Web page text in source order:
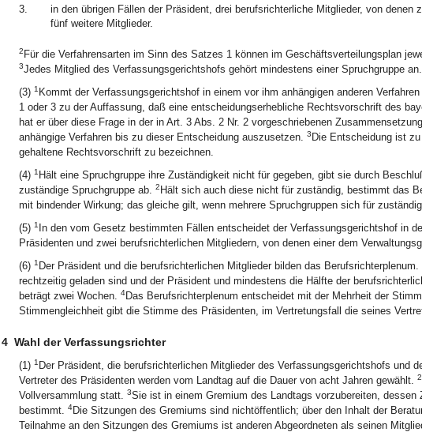
3.
in den übrigen Fällen der Präsident, drei berufsrichterliche Mitglieder, von denen
fünf weitere Mitglieder.
2 Für die Verfahrensarten im Sinn des Satzes 1 können im Geschäftsverteilungsplan
3Jedes Mitglied des Verfassungsgerichtshofs gehört mindestens einer Spruchgruppe an.
(3) 1 Kommt der Verfassungsgerichtshof in einem vor ihm anhängigen anderen
1 oder 3 zu der Auffassung, daß eine entscheidungserhebliche Rechtsvorschrift des
hat er über diese Frage in der in Art. 3 Abs. 2 Nr. 2 vorgeschriebenen
anhängige Verfahren bis zu dieser Entscheidung auszusetzen. 3 Die Entscheidung ist
gehaltene Rechtsvorschrift zu bezeichnen.
(4) 1 Hält eine Spruchgruppe ihre Zuständigkeit nicht für gegeben, gibt sie durch
zuständige Spruchgruppe ab. 2 Hält sich auch diese nicht für zuständig, bestimmt das
mit bindender Wirkung; das gleiche gilt, wenn mehrere Spruchgruppen sich für
(5) 1 In den vom Gesetz bestimmten Fällen entscheidet der Verfassungsgerichtshof in
Präsidenten und zwei berufsrichterlichen Mitgliedern, von denen einer dem
(6) 1 Der Präsident und die berufsrichterlichen Mitglieder bilden das Berufsrichterplenum.
rechtzeitig geladen sind und der Präsident und mindestens die Hälfte der
beträgt zwei Wochen. 4Das Berufsrichterplenum entscheidet mit der Mehrheit der
Stimmengleichheit gibt die Stimme des Präsidenten, im Vertretungsfall die seines
Wahl der Verfassungsrichter
(1) 1 Der Präsident, die berufsrichterlichen Mitglieder des Verfassungsgerichtshofs und
Vertreter des Präsidenten werden vom Landtag auf die Dauer von acht Jahren gewählt. 2
Vollversammlung statt. 3Sie ist in einem Gremium des Landtags vorzubereiten, dessen
bestimmt. 4Die Sitzungen des Gremiums sind nichtöffentlich; über den Inhalt der
Teilnahme an den Sitzungen des Gremiums ist anderen Abgeordneten als seinen